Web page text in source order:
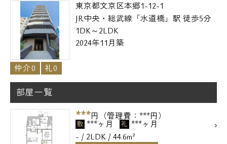
東京都文京区本郷1-12-1
JR中央・総武線「水道橋」駅 徒歩5分
1DK～2LDK
2024年11月築
仲介0 礼0
部屋一覧
***円（管理費：***円）
敷 ***ヶ月 礼 ***ヶ月
- / 2LDK / 44.6m²